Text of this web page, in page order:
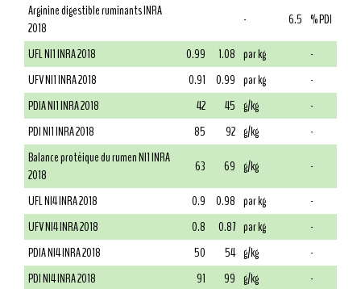
Arginine digestible ruminants INRA
2018
- 6.5 % PDI
UFL NI1 INRA 2018
0.99 1.08 par kg
-
UFV NI1 INRA 2018
0.91 0.99 par kg
-
PDIA NI1 INRA 2018
42 45 g/kg
-
PDI NI1 INRA 2018
85 92 g/kg
-
Balance protéique du rumen NI1 INRA
2018
63 69 g/kg
-
UFL NI4 INRA 2018
0.9 0.98 par kg
-
UFV NI4 INRA 2018
0.8 0.87 par kg
-
PDIA NI4 INRA 2018
50 54 g/kg
-
PDI NI4 INRA 2018
91 99 g/kg
-